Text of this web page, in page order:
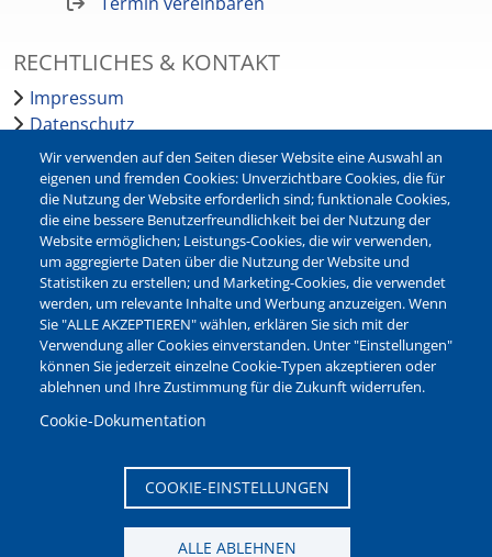
RECHTLICHES & KONTAKT
Impressum
Datenschutz
Barrierefreiheit
Leichte Sprache
Bankverbindungen
Pressestelle
Kontakt
NEWSLETTER
Jetzt die verschiedenen Newsletter der Stadt Waltrop
abonnieren:
Newsletter verwalten
Wir verwenden auf den Seiten dieser Website eine Auswahl an
eigenen und fremden Cookies: Unverzichtbare Cookies, die für
die Nutzung der Website erforderlich sind; funktionale Cookies,
die eine bessere Benutzerfreundlichkeit bei der Nutzung der
Website ermöglichen; Leistungs-Cookies, die wir verwenden,
um aggregierte Daten über die Nutzung der Website und
Statistiken zu erstellen; und Marketing-Cookies, die verwendet
werden, um relevante Inhalte und Werbung anzuzeigen. Wenn
Sie "ALLE AKZEPTIEREN" wählen, erklären Sie sich mit der
Verwendung aller Cookies einverstanden. Unter "Einstellungen"
können Sie jederzeit einzelne Cookie-Typen akzeptieren oder
ablehnen und Ihre Zustimmung für die Zukunft widerrufen.
Cookie-Dokumentation
COOKIE-EINSTELLUNGEN
ALLE ABLEHNEN